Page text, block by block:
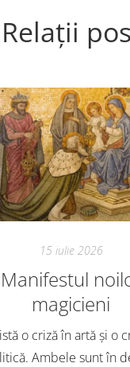
Relații
15 iulie 2026
Manifestul
magicieni
o criză în artă și o
Ambele sunt în